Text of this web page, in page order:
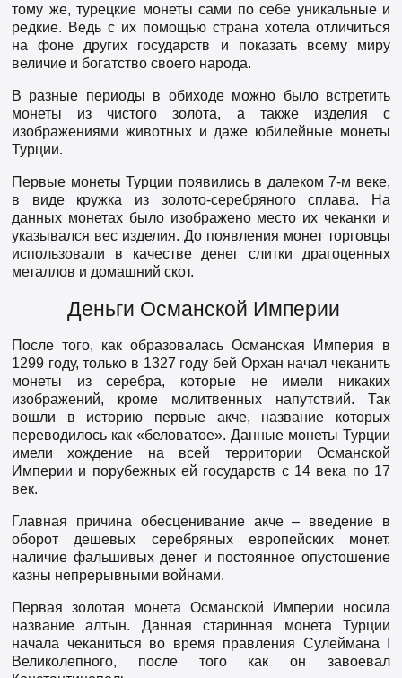
тому же, турецкие монеты сами по себе уникальные и
редкие. Ведь с их помощью страна хотела отличиться
на фоне других государств и показать всему миру
величие и богатство своего народа.
В разные периоды в обиходе можно было встретить
монеты из чистого золота, а также изделия с
изображениями животных и даже юбилейные монеты
Турции.
Первые монеты Турции появились в далеком 7-м веке,
в виде кружка из золото-серебряного сплава. На
данных монетах было изображено место их чеканки и
указывался вес изделия. До появления монет торговцы
использовали в качестве денег слитки драгоценных
металлов и домашний скот.
Деньги Османской Империи
После того, как образовалась Османская Империя в
1299 году, только в 1327 году бей Орхан начал чеканить
монеты из серебра, которые не имели никаких
изображений, кроме молитвенных напутствий. Так
вошли в историю первые акче, название которых
переводилось как «беловатое». Данные монеты Турции
имели хождение на всей территории Османской
Империи и порубежных ей государств с 14 века по 17
век.
Главная причина обесценивание акче – введение в
оборот дешевых серебряных европейских монет,
наличие фальшивых денег и постоянное опустошение
казны непрерывными войнами.
Первая золотая монета Османской Империи носила
название алтын. Данная старинная монета Турции
начала чеканиться во время правления Сулеймана I
Великолепного, после того как он завоевал